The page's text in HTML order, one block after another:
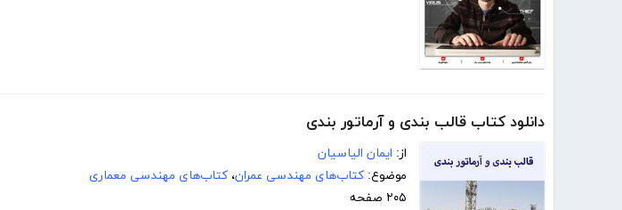
دانلود کتاب قالب بندی و آرماتور بندی
از: ایمان الیاسیان
موضوع: کتاب‌های مهندسی عمران، کتاب‌های مهندسی معماری
۲۰۵ صفحه